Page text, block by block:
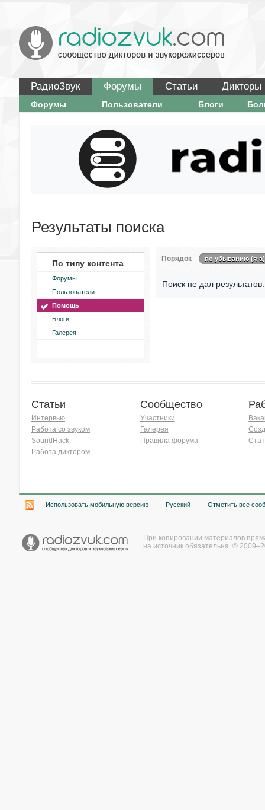
РадиоЗвук Форумы Статьи Дикторы
Форумы Пользователи Блоги
Результаты поиска
По типу контента
Форумы
Пользователи
Помощь
Блоги
Галерея
Порядок по убыванию (я-а)
Поиск не дал результатов.
Статьи
Интервью
Работа со звуком
SoundHack
Работа диктором
Сообщество
Участники
Галерея
Правила форума
Использовать мобильную версию Русский Отметить все
При копировании материалов
на источник обязательна. ©